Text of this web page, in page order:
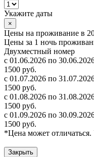
Укажите даты
×
Цены на проживание в
Цены за 1 ночь
Двухместный номер
с 01.06.2026 по
1500 руб.
с 01.07.2026 по
1500 руб.
с 01.08.2026 по
1500 руб.
с 01.09.2026 по
1500 руб.
*Цена может
Закрыть